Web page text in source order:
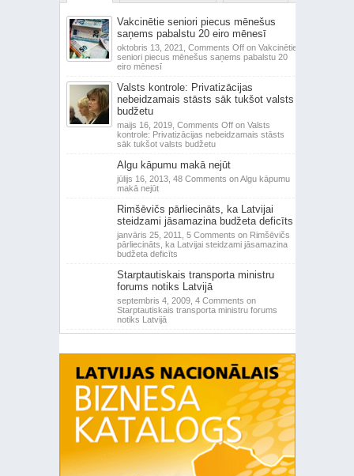
Vakcinētie seniori piecus mēnešus
saņems pabalstu 20 eiro mēnesī
oktobris 13, 2021, Comments Offon Vakcinētie
seniori piecus mēnešus saņems pabalstu 20
eiro mēnesī
Valsts kontrole: Privatizācijas
nebeidzamais stāsts sāk tukšot valsts
budžetu
maijs 16, 2019, Comments Offon Valsts
kontrole: Privatizācijas nebeidzamais stāsts
sāk tukšot valsts budžetu
Algu kāpumu makā nejūt
jūlijs 16, 2013, 48 Comments on Algu kāpumu
makā nejūt
Rimšēvičs pārliecināts, ka Latvijai
steidzami jāsamazina budžeta deficīts
janvāris 25, 2011, 5 Comments on Rimšēvičs
pārliecināts, ka Latvijai steidzami jāsamazina
budžeta deficīts
Starptautiskais transporta ministru
forums notiks Latvijā
septembris 4, 2009, 4 Comments on
Starptautiskais transporta ministru forums
notiks Latvijā